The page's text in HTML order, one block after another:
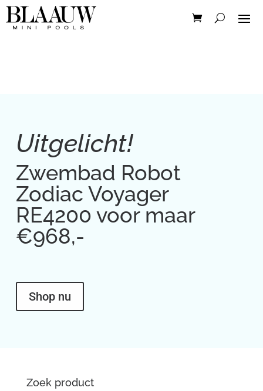
Uitgelicht!
Zwembad Robot
Zodiac Voyager
RE4200 voor maar
€968,-
Shop nu
Zoek product